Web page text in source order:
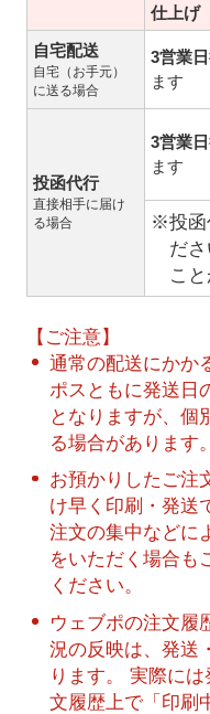
仕上げ
自宅配送
自宅（お手元）
に送る場合
3営業
ます
投函代行
直接相手に届け
る場合
3営業
ます
※投函
だ
こと
【ご注意】
通常の配送にかか
ポスともに発送日
となりますが、個
る場合があります。
お預かりしたご注
け早く印刷・発送
注文の集中などに
をいただく場合も
ください。
ウェブポの注文履
況の反映は、発送
ります。 実際に
文履歴上で「印刷